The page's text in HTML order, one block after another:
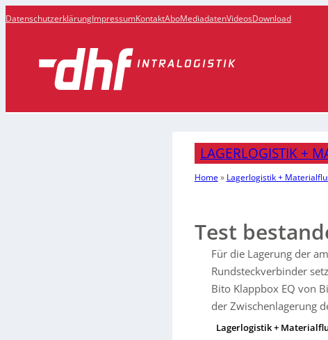
DatenschutzerklärungImpressumKontaktAboMediadatenVideosDownload
LAGERLOGISTIK +
Home» Lagerlogistik +
Test
Für die Lagerung der
Rundsteckverbinder
Bito Klappbox EQ von
der Zwischenlagerung
Lagerlogistik +